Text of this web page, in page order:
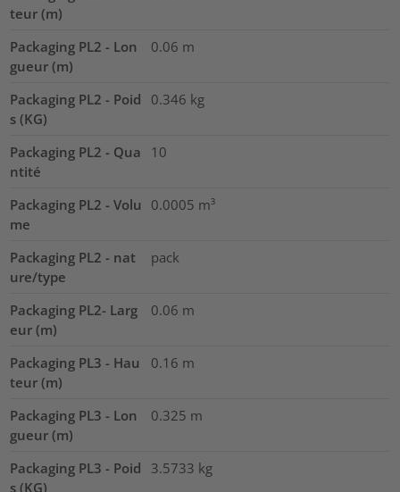
teur (m)
Packaging PL2 - Lon
gueur (m)
0.06 m
Packaging PL2 - Poid
s (KG)
0.346 kg
Packaging PL2 - Qua
ntité
10
Packaging PL2 - Volu
me
0.0005 m³
Packaging PL2 - nat
ure/type
pack
Packaging PL2- Larg
eur (m)
0.06 m
Packaging PL3 - Hau
teur (m)
0.16 m
Packaging PL3 - Lon
gueur (m)
0.325 m
Packaging PL3 - Poid
s (KG)
3.5733 kg